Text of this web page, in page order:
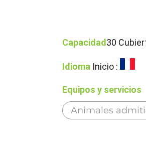
Capacidad30
Idioma Inicio :
Equipos y servicios
Animales